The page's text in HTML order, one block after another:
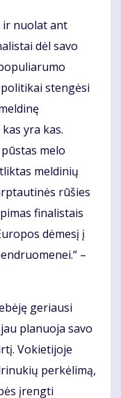
ir nuolat ant
dėl savo
stengėsi
yra kas.
melo
meldinių
rūšies
finalistais
dėmesį į
–
geriausi
planuoja savo
Vokietijoje
perkėlimą,
įrengti